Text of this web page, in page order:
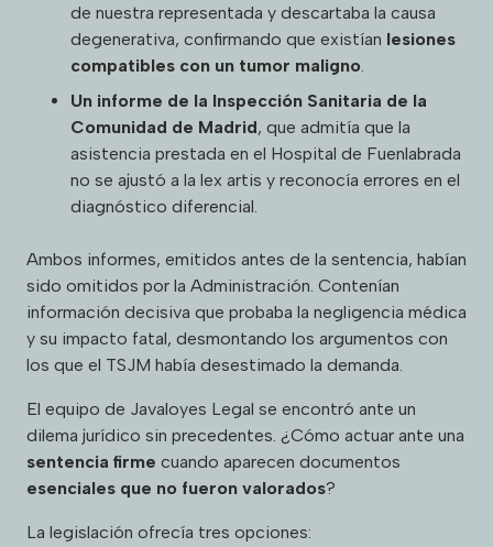
de nuestra representada y descartaba la causa
degenerativa, confirmando que existían lesiones
compatibles con un tumor maligno
Un informe de la Inspección Sanitaria de la
Comunidad de Madrid, que admitía que la
asistencia prestada en el Hospital de Fuenlabrada
no se ajustó a la lex artis y reconocía errores en el
diagnóstico diferencial.
Ambos informes, emitidos antes de la sentencia, habían
sido omitidos por la Administración. Contenían
información decisiva que probaba la negligencia médica
y su impacto fatal, desmontando los argumentos con
los que el TSJM había desestimado la demanda.
El equipo de Javaloyes Legal se encontró ante un
dilema jurídico sin precedentes. ¿Cómo actuar ante una
sentencia firme cuando aparecen documentos
esenciales que no fueron valorados?
La legislación ofrecía tres opciones: